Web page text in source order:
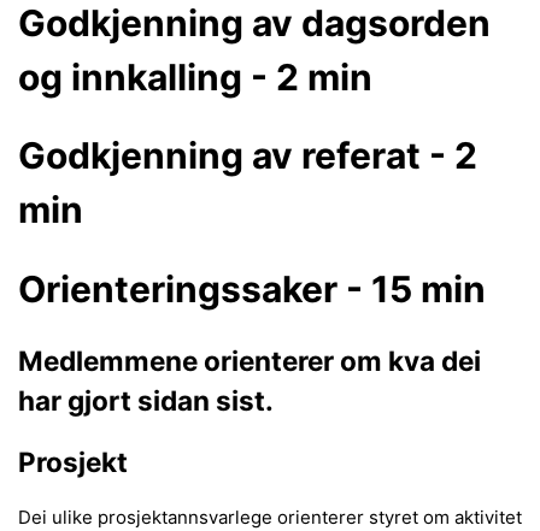
Godkjenning av dagsorden
og innkalling - 2 min
Godkjenning av referat - 2
min
Orienteringssaker - 15 min
Medlemmene orienterer om kva dei
har gjort sidan sist.
Prosjekt
Dei ulike prosjektannsvarlege orienterer styret om aktivitet